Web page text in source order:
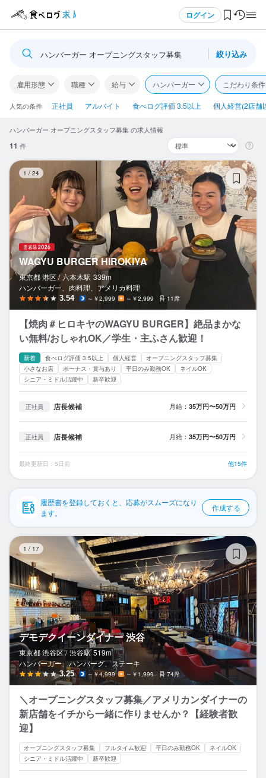
ログイン
ログイン・無料会員登録
食べログ求人TOP
求人検索
閲覧履歴
気になる求人
検索履歴・保存した条件
応募履歴
WEB履歴書
スカウト・メルマガ受信設定
ヘルプ・お問い合わせフォーム
掲載をご検討の店舗様へ
食べログ求人PRESS
プライバシーポリシー
利用規約
企業情報
ハンバーガー オープニングスタッフ募集 絞り込み
雇用形態 職種 給与 ハンバーガー こだわり条件
人気の条件 正社員 アルバイト 食べログ評価 3.5以上 個人経営(2店舗
ハンバーガー オープニングスタッフ募集 の求人情報
11 件
1 / 24
WAGYU BURGER HIROKIYA
東京都 港区 / 六本木駅 339m
ハンバーガー、肉料理、アメリカ料理
3.54 ～￥2,999 ～￥2,999 11席
【焼肉＃ヒロキヤのWAGYU BURGER】絶品まかな
い無料/おしゃれOK／学生・主ふさん歓迎！
新着 食べログ評価 3.5以上 個人経営
オープニングスタッフ募集
小さなお店
ボーナス・賞与あり 平日のみ勤務OK
ネイルOK
シニア・ミドル活躍中
新卒歓迎
正社員 店長候補 月給： 35万円〜50万円
正社員 店長候補 月給： 35万円〜50万円
最終更新日：5日前 他15件
履歴書を登録しておくと、応募がスムーズになり
ます。
作成する
1 / 17
デモデクイーンダイナー 渋谷
東京都 渋谷区 / 渋谷駅 519m
ハンバーガー、ハンバーグ、ステーキ
3.25 ～￥4,999 ～￥1,999 74席
＼オープニングスタッフ募集／アメリカンダイナーの
新店舗をイチから一緒に作りませんか？【経験者歓
迎】
オープニングスタッフ募集 フルタイム歓迎 平日のみ勤務OK
ネイルOK
シニア・ミドル活躍中
新卒歓迎